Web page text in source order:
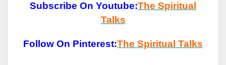
Subscribe On Youtube:The Spiritual
Talks
Follow On Pinterest:The Spiritual Talks